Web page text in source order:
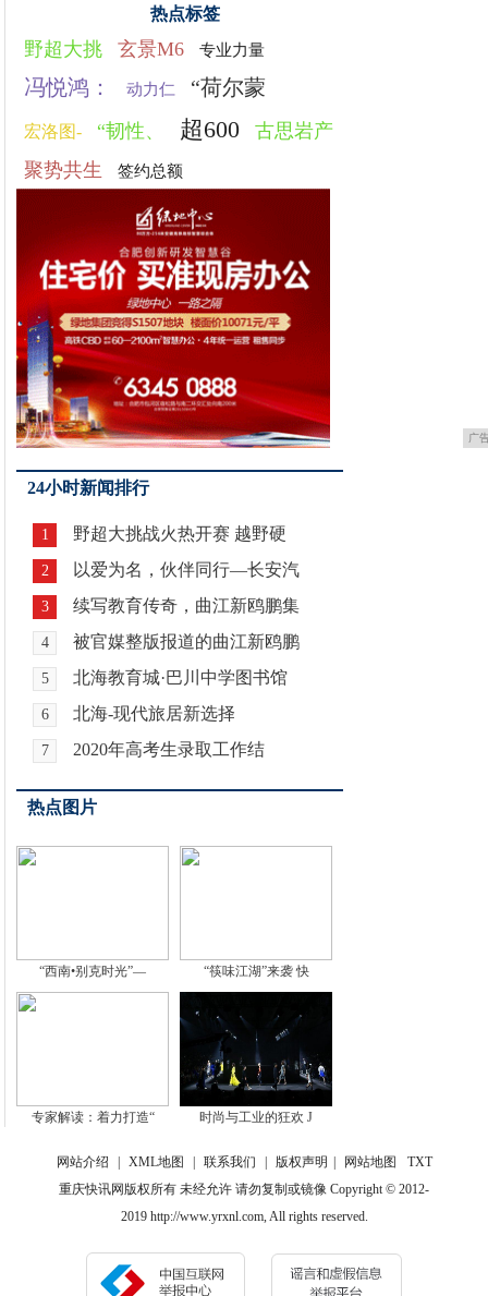
热点标签
野超大挑 玄景M6 专业力量
冯悦鸿： 动力仁 “荷尔蒙
宏洛图- “韧性、 超600
古思岩产
聚势共生
签约总额
广
24小时新闻排行
1 野超大挑战火热开赛 越野硬
2 以爱为名，伙伴同行—长安汽
3 续写教育传奇，曲江新鸥鹏集
4 被官媒整版报道的曲江新鸥鹏
5 北海教育城·巴川中学图书馆
6 北海-现代旅居新选择
7 2020年高考生录取工作结
热点图片
“西南•别克时光”— “筷味江湖”来袭 快
专家解读：着力打造“ 时尚与工业的狂欢 J
网站介绍 | XML地图 | 联系我们 | 版权声明 | 网站地图
TXT
重庆快讯网版权所有 未经允许 请勿复制或镜像 Copyright © 2012-
2019 http://www.yrxnl.com, All rights reserved.